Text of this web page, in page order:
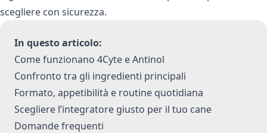
scegliere con sicurezza.
In questo articolo:
Come funzionano 4Cyte e Antinol
Confronto tra gli ingredienti principali
Formato, appetibilità e routine quotidiana
Scegliere l’integratore giusto per il tuo cane
Domande frequenti